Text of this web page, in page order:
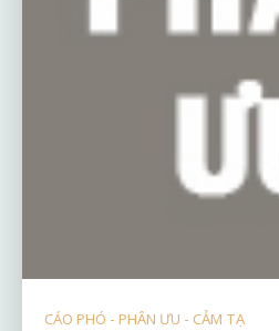
CÁO PHÓ - PHÂN ƯU - CẢM TẠ